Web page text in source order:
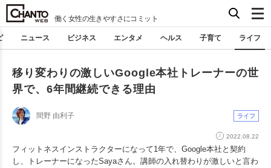
働く女性の生きやすさにコミット
ニュース ビジネス エンタメ ヘルス 子育て ライフ
移り変わりの激しいGoogle本社トレーナーの世
界で、6年間継続できる理由
間野 由利子 ライフ
2022.08.22
フィットネスインストラクターになって1年で、Google本社と契約
し、トレーナーになったSayaさん。講師の入れ替わりが激しいと言わ